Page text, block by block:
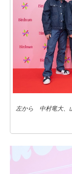
左から 中村竜大、